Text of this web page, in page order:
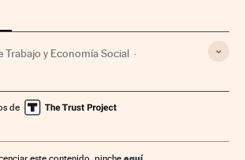
Trabajo y Economía Social
Seguridad Social
Política
de